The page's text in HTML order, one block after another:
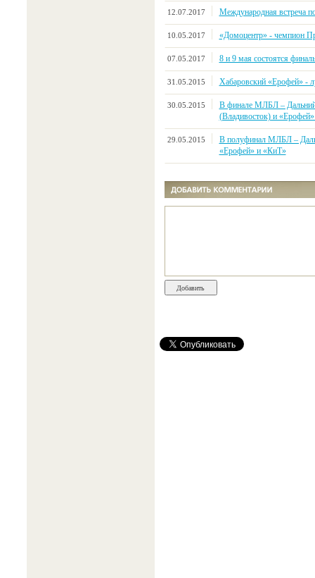
12.07.2017 Международная встреча
10.05.2017 «Домоцентр» - чемпион
07.05.2017 8 и 9 мая состоятся
31.05.2015 Хабаровский «Ерофей» -
30.05.2015
В финале МЛБЛ –
(Владивосток) и
29.05.2015
В полуфинал МЛБЛ –
«Ерофей» и «КиТ»